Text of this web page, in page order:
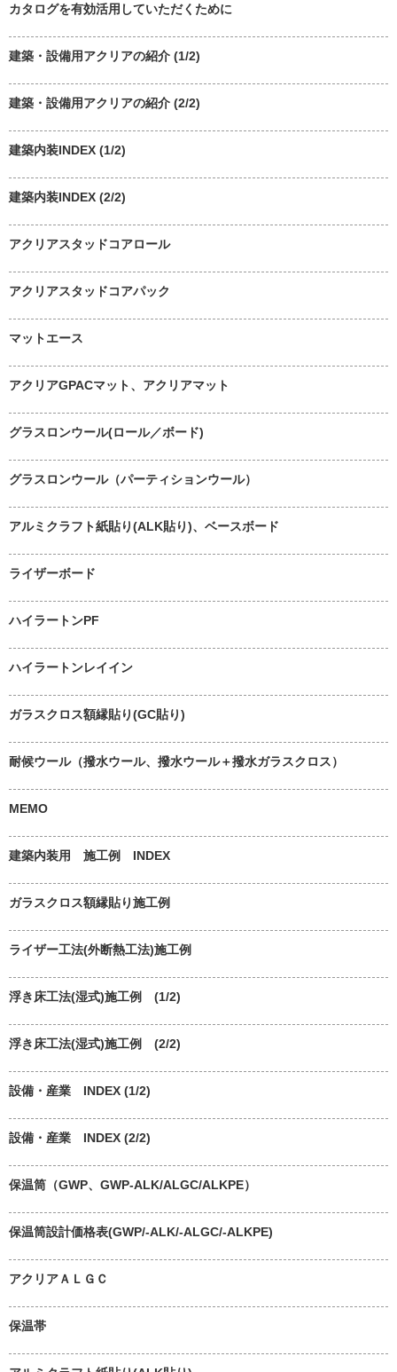
カタログを有効活用していただくために
建築・設備用アクリアの紹介 (1/2)
建築・設備用アクリアの紹介 (2/2)
建築内装INDEX (1/2)
建築内装INDEX (2/2)
アクリアスタッドコアロール
アクリアスタッドコアパック
マットエース
アクリアGPACマット、アクリアマット
グラスロンウール(ロール／ボード)
グラスロンウール（パーティションウール）
アルミクラフト紙貼り(ALK貼り)、ベースボード
ライザーボード
ハイラートンPF
ハイラートンレイイン
ガラスクロス額縁貼り(GC貼り)
耐候ウール（撥水ウール、撥水ウール＋撥水ガラスクロス）
MEMO
建築内装用 施工例 INDEX
ガラスクロス額縁貼り施工例
ライザー工法(外断熱工法)施工例
浮き床工法(湿式)施工例 (1/2)
浮き床工法(湿式)施工例 (2/2)
設備・産業 INDEX (1/2)
設備・産業 INDEX (2/2)
保温筒（GWP、GWP-ALK/ALGC/ALKPE）
保温筒設計価格表(GWP/-ALK/-ALGC/-ALKPE)
アクリアＡＬＧＣ
保温帯